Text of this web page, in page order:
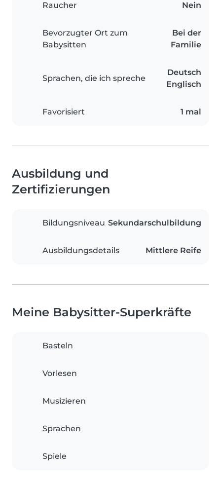
Raucher Nein
Bevorzugter Ort zum
Babysitten
Bei der
Familie
Sprachen, die ich spreche
Deutsch
Englisch
Favorisiert 1 mal
Ausbildung und
Zertifizierungen
Bildungsniveau Sekundarschulbildung
Ausbildungsdetails Mittlere Reife
Meine Babysitter-Superkräfte
Basteln
Vorlesen
Musizieren
Sprachen
Spiele